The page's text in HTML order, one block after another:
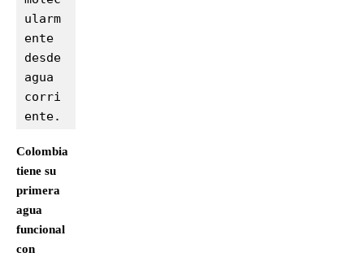
ularm
ente
desde
agua
corri
ente.
Colombia
tiene su
primera
agua
funcional
con